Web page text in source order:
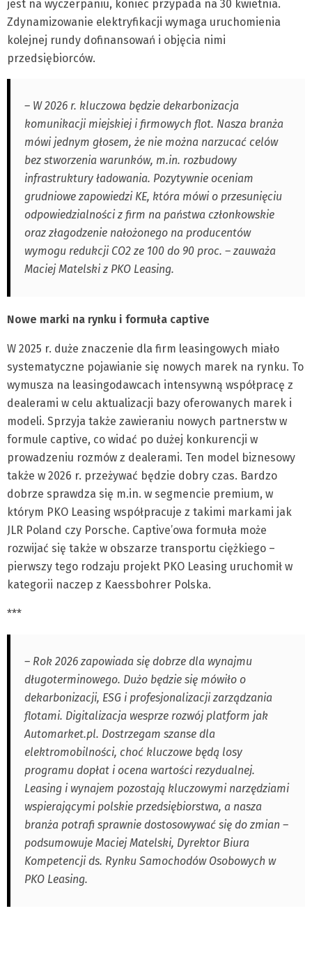
jest na wyczerpaniu, koniec przypada na 30 kwietnia.
Zdynamizowanie elektryfikacji wymaga uruchomienia
kolejnej rundy dofinansowań i objęcia nimi
przedsiębiorców.
– W 2026 r. kluczowa będzie dekarbonizacja
komunikacji miejskiej i firmowych flot. Nasza branża
mówi jednym głosem, że nie można narzucać celów
bez stworzenia warunków, m.in. rozbudowy
infrastruktury ładowania. Pozytywnie oceniam
grudniowe zapowiedzi KE, która mówi o przesunięciu
odpowiedzialności z firm na państwa członkowskie
oraz złagodzenie nałożonego na producentów
wymogu redukcji CO2 ze 100 do 90 proc. – zauważa
Maciej Matelski z PKO Leasing.
Nowe marki na rynku i formuła captive
W 2025 r. duże znaczenie dla firm leasingowych miało
systematyczne pojawianie się nowych marek na rynku. To
wymusza na leasingodawcach intensywną współpracę z
dealerami w celu aktualizacji bazy oferowanych marek i
modeli. Sprzyja także zawieraniu nowych partnerstw w
formule captive, co widać po dużej konkurencji w
prowadzeniu rozmów z dealerami. Ten model biznesowy
także w 2026 r. przeżywać będzie dobry czas. Bardzo
dobrze sprawdza się m.in. w segmencie premium, w
którym PKO Leasing współpracuje z takimi markami jak
JLR Poland czy Porsche. Captive’owa formuła może
rozwijać się także w obszarze transportu ciężkiego –
pierwszy tego rodzaju projekt PKO Leasing uruchomił w
kategorii naczep z Kaessbohrer Polska.
***
– Rok 2026 zapowiada się dobrze dla wynajmu
długoterminowego. Dużo będzie się mówiło o
dekarbonizacji, ESG i profesjonalizacji zarządzania
flotami. Digitalizacja wesprze rozwój platform jak
Automarket.pl. Dostrzegam szanse dla
elektromobilności, choć kluczowe będą losy
programu dopłat i ocena wartości rezydualnej.
Leasing i wynajem pozostają kluczowymi narzędziami
wspierającymi polskie przedsiębiorstwa, a nasza
branża potrafi sprawnie dostosowywać się do zmian –
podsumowuje Maciej Matelski, Dyrektor Biura
Kompetencji ds. Rynku Samochodów Osobowych w
PKO Leasing.